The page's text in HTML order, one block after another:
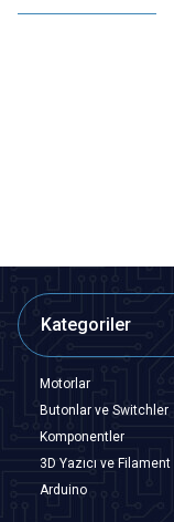
Kategoriler
Motorlar
Butonlar ve Switchler
Komponentler
3D Yazıcı ve Filament
Arduino